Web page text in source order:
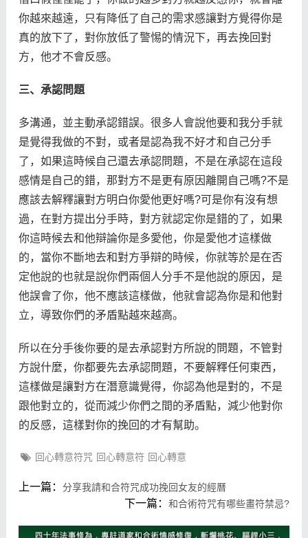
你越來越遠，只有降低了自己的需求感讓對方覺得你是
真的放下了，對你放低了警惕的情況下，再去挽回對
方，他才不會反感。
三、承認問題
多溝通，並主動承認錯誤。很多人會說他要和我分手就
是覺得我做的不對，或者是認為我不好才和自己分手
了，如果這時候自己還去承認問題，不是在承認在這段
感情是自己的錯，那對方不是更有原因離開自己嗎?不是
應該去解釋讓對方明白你愛他更好嗎?可是你有沒有想
過，在對方提出分手時，對方就認定你是錯的了，如果
你這時候去和他辯論你是多愛他，你是愛他才這樣做
的，當你不斷地去和對方爭辯的時候，你就等於是在否
定他說的也就是說你們兩個人分手不是他說的原因，是
他誤會了你，他不應該這樣做，他就會認為你是和他對
立，導致你們的矛盾點越來越高。
所以在分手後你要的是去承認對方所說的問題，不管對
方說什麼，你都要先去承認問題，不要解釋任何東西，
這樣做是讓對方在潛意識覺得，你認為他是對的，不是
跟他對立的，從而減少你們之間的矛盾點，減少他對你
的反感，這樣對你的挽回的才有幫助。
回心轉意符咒 回心轉意符 回心轉意
上一篇： 分享我請和合符咒成功挽回女友的經曆
下一篇：和合術符咒有哪些畫符禁忌?